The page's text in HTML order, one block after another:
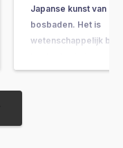
Japanse kunst van het
bosbaden. Het is
wetenschappelijk
verbetert en je een